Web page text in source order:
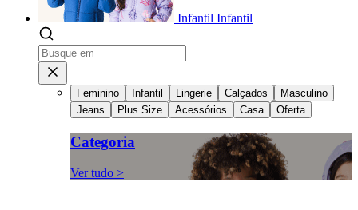
Infantil Infantil
Feminino Infantil Lingerie Calçados
Masculino
Jeans
Plus Size Acessórios Casa Oferta
Categoria
Ver tudo >